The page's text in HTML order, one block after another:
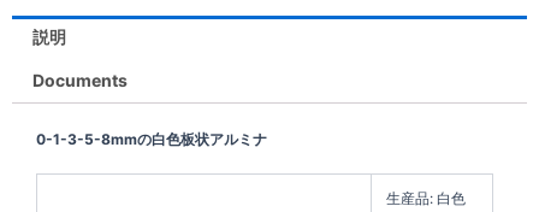
説明
Documents
0-1-3-5-8mmの白色板状アルミナ
生産品: 白色